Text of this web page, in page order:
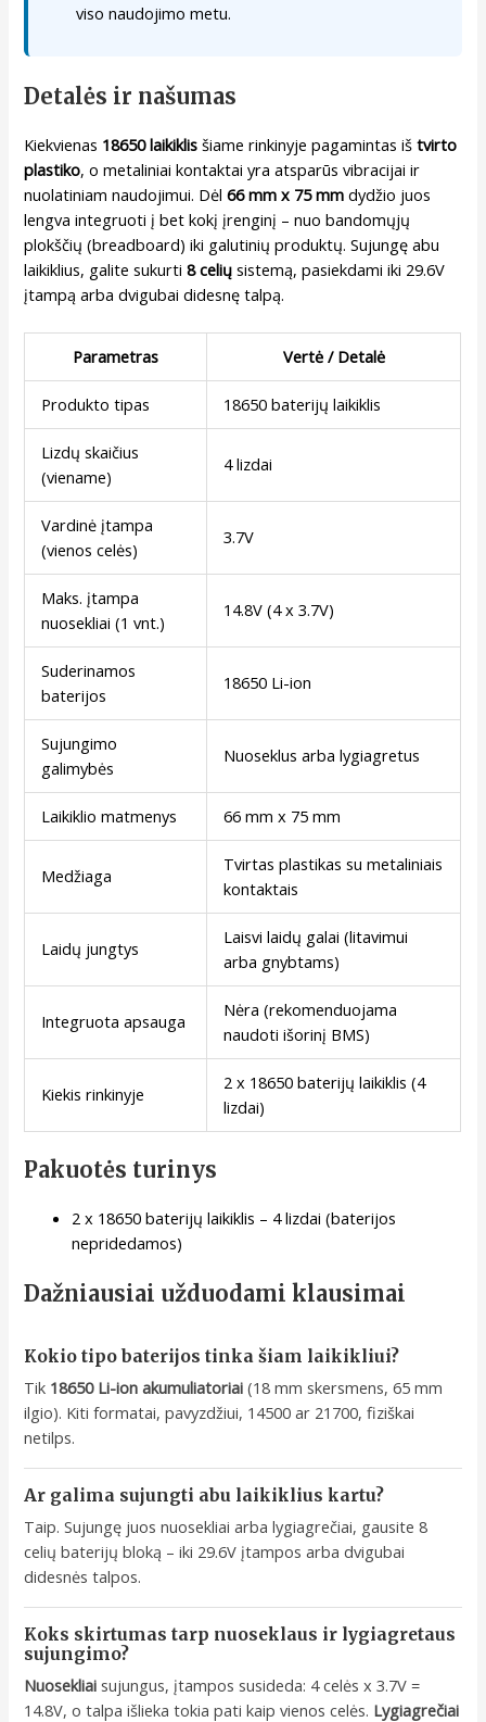
viso naudojimo metu.
Detalės ir našumas
Kiekvienas 18650 laikiklis šiame rinkinyje pagamintas ištvirto
plastiko, o metaliniai kontaktai yra atsparūs vibracijai ir
nuolatiniam naudojimui. Dėl66 mm x 75 mm dydžio juos
lengva integruoti į bet kokį įrenginį – nuo bandomųjų
plokščių (breadboard) iki galutinių produktų. Sujungę abu
laikiklius, galite sukurti8 celių sistemą, pasiekdami iki 29.6V
įtampą arba dvigubai didesnę talpą.
Parametras Vertė / Detalė
Produkto tipas 18650 baterijų laikiklis
Lizdų skaičius
(viename)
4 lizdai
Vardinė įtampa
(vienos celės)
3.7V
Maks. įtampa
nuosekliai (1 vnt.)
14.8V (4 x 3.7V)
Suderinamos
baterijos
18650 Li-ion
Sujungimo
galimybės
Nuoseklus arba lygiagretus
Laikiklio matmenys 66 mm x 75 mm
Medžiaga
Tvirtas plastikas su metaliniais
kontaktais
Laidų jungtys
Laisvi laidų galai (litavimui
arba gnybtams)
Integruota apsauga
Nėra (rekomenduojama
naudoti išorinį BMS)
Kiekis rinkinyje
2 x 18650 baterijų laikiklis (4
lizdai)
Pakuotės turinys
2 x 18650 baterijų laikiklis – 4 lizdai (baterijos
nepridedamos)
Dažniausiai užduodami klausimai
Kokio tipo baterijos tinka šiam laikikliui?
Tik 18650 Li-ion akumuliatoriai (18 mm skersmens, 65 mm
ilgio). Kiti formatai, pavyzdžiui, 14500 ar 21700, fiziškai
netilps.
Ar galima sujungti abu laikiklius kartu?
Taip. Sujungę juos nuosekliai arba lygiagrečiai, gausite 8
celių baterijų bloką – iki 29.6V įtampos arba dvigubai
didesnės talpos.
Koks skirtumas tarp nuoseklaus ir lygiagretaus
sujungimo?
Nuosekliai sujungus, įtampos susideda: 4 celės x 3.7V =
14.8V, o talpa išlieka tokia pati kaip vienos celės. Lygiagrečiai